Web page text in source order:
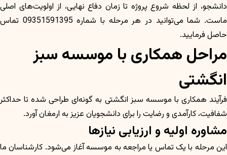
دانشجو، از لحظه شروع پروژه تا زمان دفاع نهایی، از اولویت‌های اصلی
ماست. شما می‌توانید در هر مرحله با شماره 09351591395 تماس
حاصل فرمایید.
مراحل همکاری با موسسه سبز
انگشتی
فرآیند همکاری با موسسه سبز انگشتی به گونه‌ای طراحی شده تا حداکثر
شفافیت، کارآمدی و رضایت را برای دانشجویان عزیز به ارمغان آورد.
مشاوره اولیه و ارزیابی نیازها
این مرحله با یک تماس یا مراجعه به موسسه آغاز می‌شود. کارشناسان ما